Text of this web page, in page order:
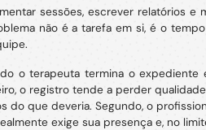
sessões, escrever relatórios e
não é a tarefa em si, é o
o terapeuta termina o expediente
o registro tende a perder
do que deveria. Segundo, o
exige sua presença e, no